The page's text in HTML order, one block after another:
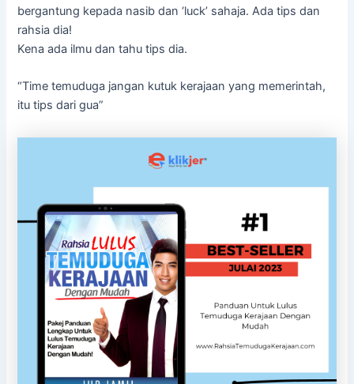
bergantung kepada nasib dan ‘luck’ sahaja. Ada tips dan
rahsia dia!
Kena ada ilmu dan tahu tips dia.
“Time temuduga jangan kutuk kerajaan yang memerintah,
itu tips dari gua”